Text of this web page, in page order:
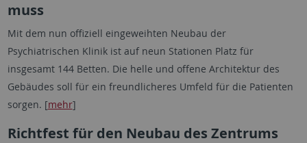
muss
Mit dem nun offiziell eingeweihten Neubau der
Psychiatrischen Klinik ist auf neun Stationen Platz für
insgesamt 144 Betten. Die helle und offene Architektur des
Gebäudes soll für ein freundlicheres Umfeld für die Patienten
sorgen. [mehr]
Richtfest für den Neubau des Zentrums